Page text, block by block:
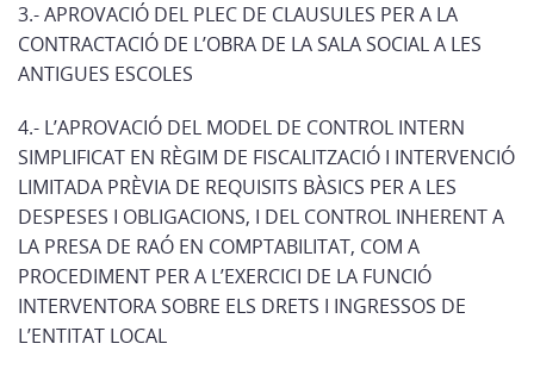
3.- APROVACIÓ DEL PLEC DE CLAUSULES PER A LA
CONTRACTACIÓ DE L’OBRA DE LA SALA SOCIAL A LES
ANTIGUES ESCOLES
4.- L’APROVACIÓ DEL MODEL DE CONTROL INTERN
SIMPLIFICAT EN RÈGIM DE FISCALITZACIÓ I INTERVENCIÓ
LIMITADA PRÈVIA DE REQUISITS BÀSICS PER A LES
DESPESES I OBLIGACIONS, I DEL CONTROL INHERENT A
LA PRESA DE RAÓ EN COMPTABILITAT, COM A
PROCEDIMENT PER A L’EXERCICI DE LA FUNCIÓ
INTERVENTORA SOBRE ELS DRETS I INGRESSOS DE
L’ENTITAT LOCAL